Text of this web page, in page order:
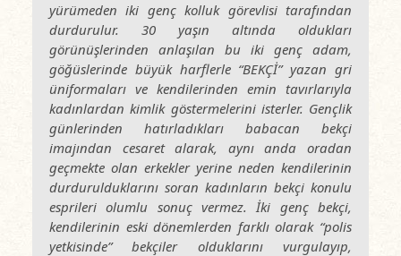
yürümeden iki genç kolluk görevlisi tarafından
durdurulur. 30 yaşın altında oldukları
görünüşlerinden anlaşılan bu iki genç adam,
göğüslerinde büyük harflerle “BEKÇİ” yazan gri
üniformaları ve kendilerinden emin tavırlarıyla
kadınlardan kimlik göstermelerini isterler. Gençlik
günlerinden hatırladıkları babacan bekçi
imajından cesaret alarak, aynı anda oradan
geçmekte olan erkekler yerine neden kendilerinin
durdurulduklarını soran kadınların bekçi konulu
esprileri olumlu sonuç vermez. İki genç bekçi,
kendilerinin eski dönemlerden farklı olarak “polis
yetkisinde” bekçiler olduklarını vurgulayıp,